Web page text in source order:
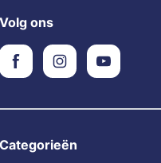
Volg ons
Categorieën